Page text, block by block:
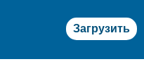
Загрузить